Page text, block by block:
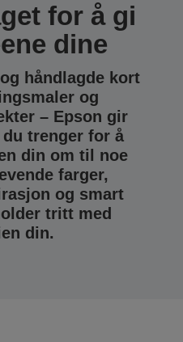
for å gi
dine
håndlagde kort
og
– Epson gir
trenger for å
din om til noe
farger,
og smart
tritt med
din.